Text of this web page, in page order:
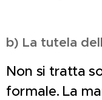
b) La tutela
Non si tratta
formale. La